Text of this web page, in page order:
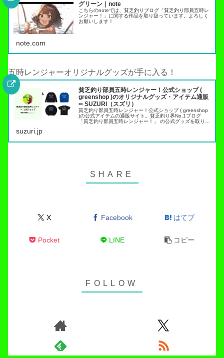
グリーン｜note
こちらのnoteでは、貧乏釣りブログ「貧乏釣り部員五時レ
ンジャー！」に関する作品を取り扱っています。よろしく
お願いします！
note.com
五時レンジャーオリジナルグッズが手に入る！
貧乏釣り部員五時レンジャー！公式ショップ (
greenshop )のオリジナルグッズ・アイテム通販
∞ SUZURI（スズリ）
貧乏釣り部員五時レンジャー！公式ショップ ( greenshop
)の公式アイテムの通販サイト。貧乏釣り界No.1ブログ
「貧乏釣り部員五時レンジャー！」 の公式グッズを取り扱
suzuri.jp
X Facebook はてブ
Pocket LINE コピー